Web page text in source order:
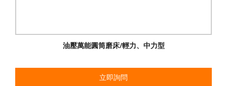
油壓萬能圓筒磨床/輕力、中力型
立即詢問